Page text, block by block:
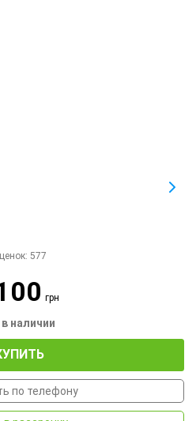
577
грн
наличии
по телефону